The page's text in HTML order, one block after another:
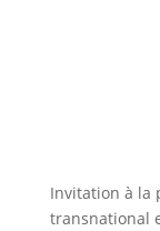
Invitation à la
transnational